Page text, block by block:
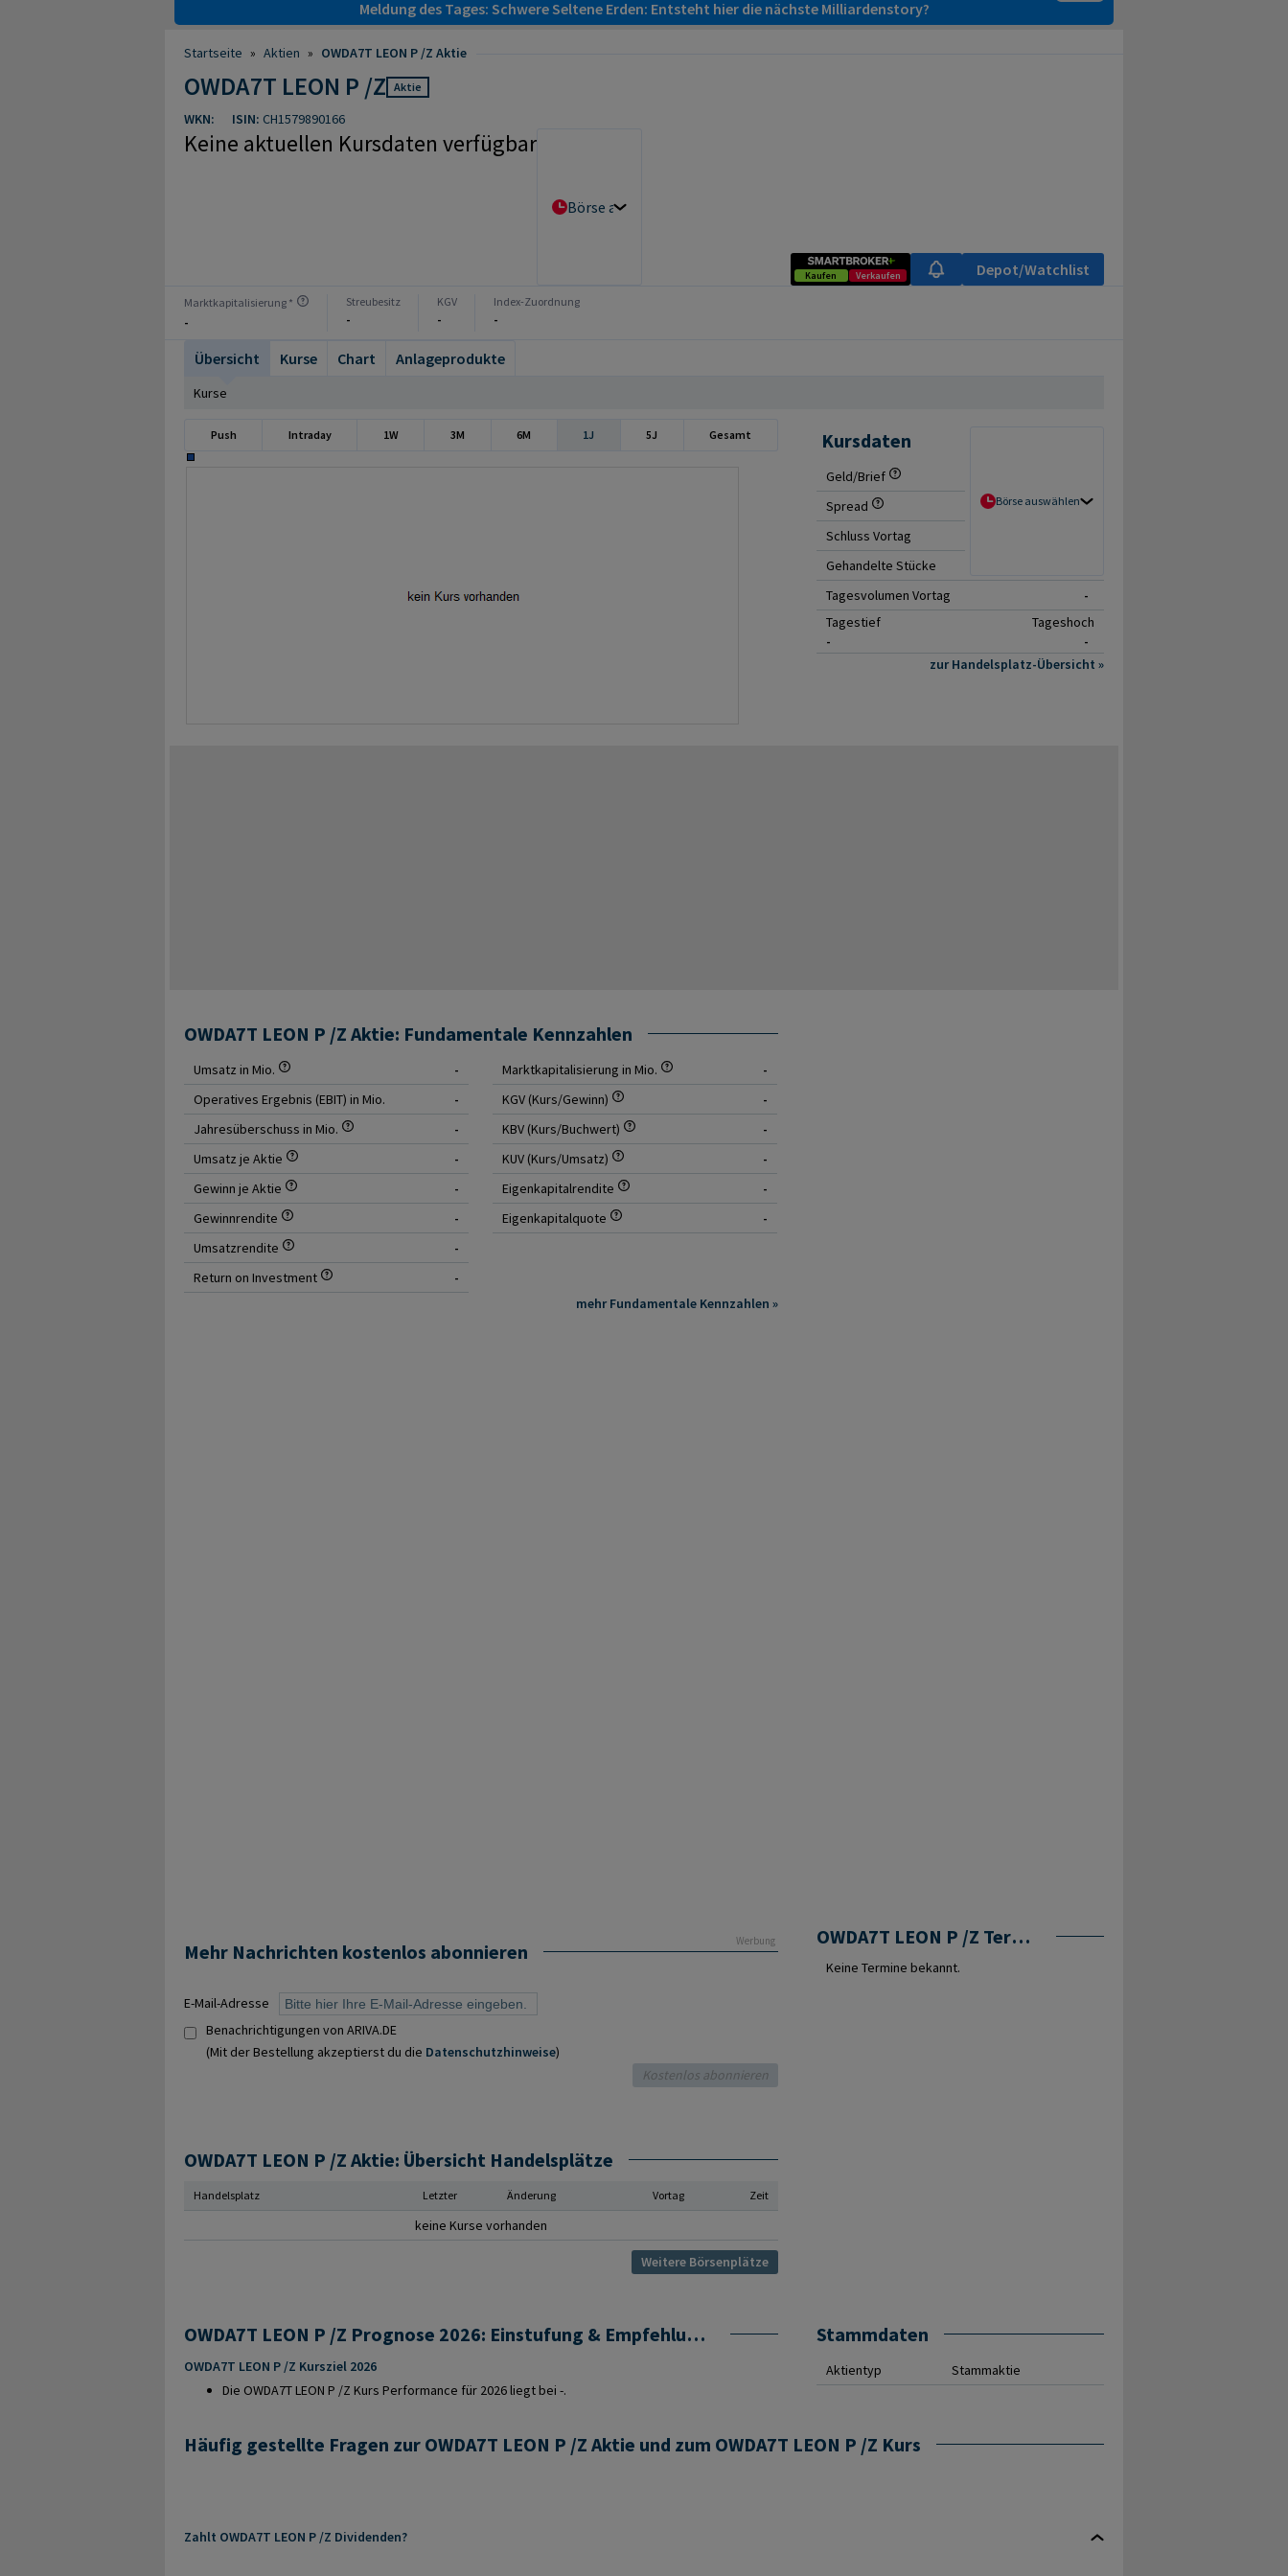
Meldung des Tages: Schwere Seltene Erden: Entsteht hier die nächste Milliardenstory?
Startseite » Aktien » OWDA7T LEON P /Z Aktie
OWDA7T LEON P /Z Aktie
WKN: ISIN: CH1579890166
Keine aktuellen Kursdaten verfügbar
Börse auswählen
Kaufen Verkaufen Depot/Watchlist
Marktkapitalisierung *
-
Streubesitz
-
KGV
-
Index-Zuordnung
-
Übersicht Kurse Chart Anlageprodukte
Kurse
Push Intraday 1W 3M 6M 1J 5J Gesamt Kursdaten
Börse auswählen
Geld/Brief
Spread
-
Schluss Vortag
Gehandelte Stücke
Tagesvolumen Vortag
-
Tagestief
-
Tageshoch
-
zur Handelsplatz-Übersicht »
OWDA7T LEON P /Z Aktie: Fundamentale Kennzahlen
Umsatz in Mio.
-
Operatives Ergebnis (EBIT) in Mio.
-
Jahresüberschuss in Mio.
-
Umsatz je Aktie
-
Gewinn je Aktie
-
Gewinnrendite
-
Umsatzrendite
-
Return on Investment
-
Marktkapitalisierung in Mio.
-
KGV (Kurs/Gewinn)
-
KBV (Kurs/Buchwert)
-
KUV (Kurs/Umsatz)
-
Eigenkapitalrendite
-
Eigenkapitalquote
-
mehr Fundamentale Kennzahlen »
Werbung
Mehr Nachrichten kostenlos abonnieren
E-Mail-Adresse
Benachrichtigungen von ARIVA.DE
(Mit der Bestellung akzeptierst du die Datenschutzhinweise)
OWDA7T LEON P /Z Termine
Keine Termine bekannt.
OWDA7T LEON P /Z Aktie: Übersicht Handelsplätze
Handelsplatz Letzter Änderung Vortag Zeit
keine Kurse vorhanden
Weitere Börsenplätze
OWDA7T LEON P /Z Prognose 2026: Einstufung & Empfehlung von Analysten
OWDA7T LEON P /Z Kursziel 2026
Die OWDA7T LEON P /Z Kurs Performance für 2026 liegt bei -.
Stammdaten
Aktientyp Stammaktie
Häufig gestellte Fragen zur OWDA7T LEON P /Z Aktie und zum OWDA7T LEON P /Z Kurs
Zahlt OWDA7T LEON P /Z Dividenden?